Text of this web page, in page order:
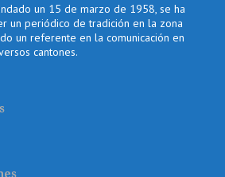
un 15 de marzo de 1958, se ha
un periódico de tradición en la zona
un referente en la comunicación en
cantones.